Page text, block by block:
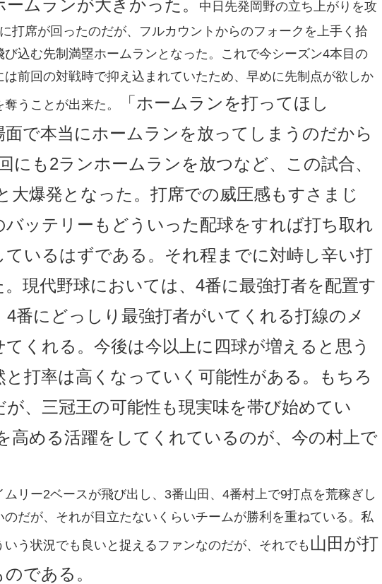
ムランが大きかった。
中日先発岡野の立ち上がりを攻
打席が回ったのだが、フルカウントからのフォークを上手く拾
込む先制満塁ホームランとなった。これで今シーズン4本目の
前回の対戦時で抑え込まれていたため、早めに先制点が欲しか
うことが出来た。
「ホームランを打ってほし
で本当にホームランを放ってしまうのだから
にも2ランホームランを放つなど、この試合、
大爆発となった。打席での威圧感もすさまじ
バッテリーもどういった配球をすれば打ち取れ
いるはずである。それ程までに対峙し辛い打
現代野球においては、4番に最強打者を配置す
番にどっしり最強打者がいてくれる打線のメ
くれる。今後は今以上に四球が増えると思う
打率は高くなっていく可能性がある。もちろ
、三冠王の可能性も現実味を帯び始めてい
高める活躍をしてくれているのが、今の村上で
リー2ベースが飛び出し、3番山田、4番村上で9打点を荒稼ぎし
だが、それが目立たないくらいチームが勝利を重ねている。私
う状況でも良いと捉えるファンなのだが、それでも 山田が打
である。